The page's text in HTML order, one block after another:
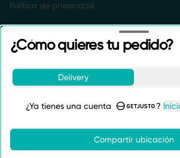
Política de privacidad
Facebook
¿Cómo quieres tu pedido?
Delivery
¿Ya tienes una cuenta ?
Compartir ubicación